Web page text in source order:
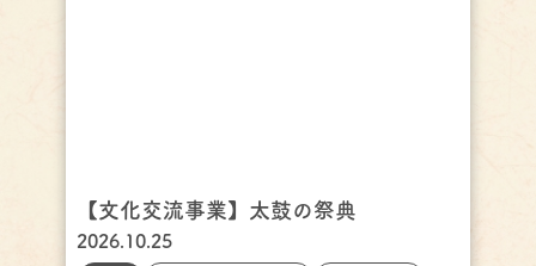
【文化交流事業】太鼓の祭典
2026.10.25